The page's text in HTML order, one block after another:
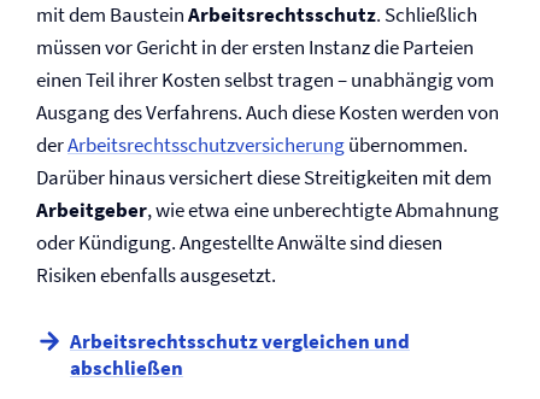
mit dem BausteinArbeits­rechtsschutz. Schließlich
müssen vor Gericht in der ersten Instanz die Parteien
einen Teil ihrer Kosten selbst tragen – unabhängig vom
Ausgang des Verfahrens. Auch diese Kosten werden von
derArbeits­rechtsschutz­versicherungübernommen.
Darüber hinaus versichert diese Streitigkeiten mit dem
Arbeitgeber, wie etwa eine unberechtigte Abmahnung
oder Kündigung. Angestellte Anwälte sind diesen
Risiken ebenfalls ausgesetzt.
Arbeits­rechtsschutz vergleichen und
abschließen